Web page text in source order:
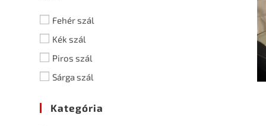
Fehér szál
Kék szál
Piros szál
Sárga szál
Kategória